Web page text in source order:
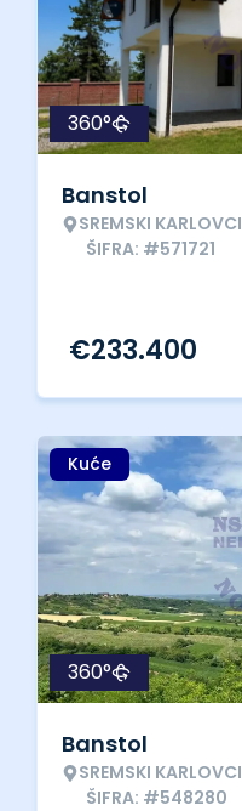
360°
Banstol
SREMSKI KARLOVCI
ŠIFRA: #571721
€233.400
Kuće
360°
Banstol
SREMSKI KARLOVCI
ŠIFRA: #548280